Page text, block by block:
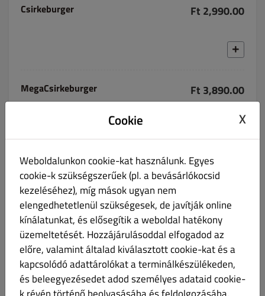
Csirkeburger Ft 2,990.00
MegaCsirkeburger Ft 3,890.00
Megaburger Ft 3,890.00
Vegaburger Ft 2,590.00
Cookie X
Weboldalunkon cookie-kat használunk. Egyes
cookie-k szükségszerűek (pl. a bevásárlókocsid
kezeléséhez), míg mások ugyan nem
elengedhetetlenül szükségesek, de javítják online
kínálatunkat, és elősegítik a weboldal hatékony
üzemeltetését. Hozzájárulásoddal elfogadod az
előre, valamint általad kiválasztott cookie-kat és a
kapcsolódó adattárolókat a terminálkészülékeden,
és beleegyezésedet adod személyes adataid cookie-